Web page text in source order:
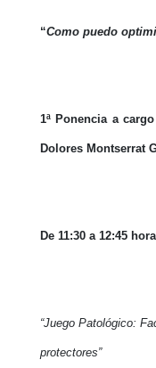
“Como puedo
1ª Ponencia a
Dolores Montserrat
De 11:30 a 12:45
“Juego Patológico:
protectores”